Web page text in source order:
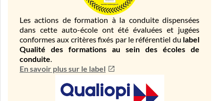
Les actions de formation à la conduite dispensées
dans cette auto-école ont été évaluées et jugées
conformes aux critères fixés par le référentiel du label
Qualité des formations au sein des écoles de
conduite.
En savoir plus sur le label